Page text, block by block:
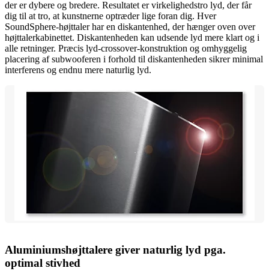
der er dybere og bredere. Resultatet er virkelighedstro lyd, der får
dig til at tro, at kunstnerne optræder lige foran dig. Hver
SoundSphere-højttaler har en diskantenhed, der hænger oven over
højttalerkabinettet. Diskantenheden kan udsende lyd mere klart og i
alle retninger. Præcis lyd-crossover-konstruktion og omhyggelig
placering af subwooferen i forhold til diskantenheden sikrer minimal
interferens og endnu mere naturlig lyd.
Aluminiumshøjttalere giver naturlig lyd pga.
optimal stivhed